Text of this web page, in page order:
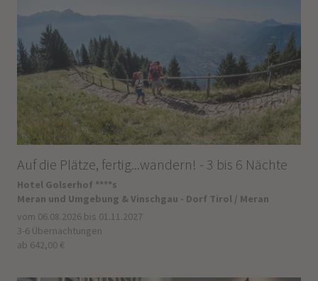
Auf die Plätze, fertig...wandern! - 3 bis 6 Nächte
Hotel Golserhof ****s
Meran und Umgebung & Vinschgau - Dorf Tirol / Meran
vom 06.08.2026 bis 01.11.2027
3-6 Übernachtungen
ab 642,00 €